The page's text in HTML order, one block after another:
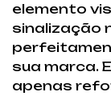
elemento
sinalização
sua marca.
apenas